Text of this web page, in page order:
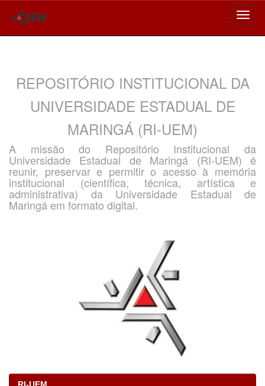
REPOSITÓRIO INSTITUCIONAL DA
UNIVERSIDADE ESTADUAL DE
MARINGÁ (RI-UEM)
A missão do Repositório Institucional da
Universidade Estadual de Maringá (RI-UEM) é
reunir, preservar e permitir o acesso à memória
institucional (científica, técnica, artística e
administrativa) da Universidade Estadual de
Maringá em formato digital.